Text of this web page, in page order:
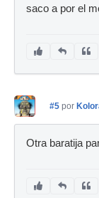
saco a por el
#5 por
Otra baratija